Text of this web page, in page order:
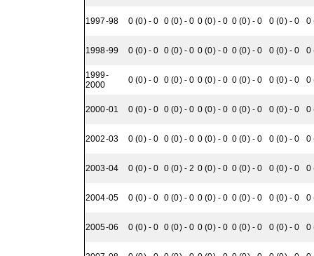
1997-98 0 (0) - 0 0 (0) - 0 0 (0) - 0 0 (0) - 0 0 (0) - 0 0
1998-99 0 (0) - 0 0 (0) - 0 0 (0) - 0 0 (0) - 0 0 (0) - 0 0
1999-
2000
0 (0) - 0 0 (0) - 0 0 (0) - 0 0 (0) - 0 0 (0) - 0 0
2000-01 0 (0) - 0 0 (0) - 0 0 (0) - 0 0 (0) - 0 0 (0) - 0 0
2002-03 0 (0) - 0 0 (0) - 0 0 (0) - 0 0 (0) - 0 0 (0) - 0 0
2003-04 0 (0) - 0 0 (0) - 2 0 (0) - 0 0 (0) - 0 0 (0) - 0 0
2004-05 0 (0) - 0 0 (0) - 0 0 (0) - 0 0 (0) - 0 0 (0) - 0 0
2005-06 0 (0) - 0 0 (0) - 0 0 (0) - 0 0 (0) - 0 0 (0) - 0 0